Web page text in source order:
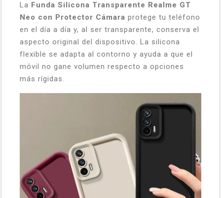
La Funda Silicona Transparente Realme GT
Neo con Protector Cámara protege tu teléfono
en el día a día y, al ser transparente, conserva el
aspecto original del dispositivo. La silicona
flexible se adapta al contorno y ayuda a que el
móvil no gane volumen respecto a opciones
más rígidas.